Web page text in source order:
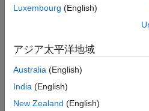
ルムの相対誤差は
例
すべて折りたたむ
差分演算子の行列の平
Luxembourg (English)
アジア太平洋地域
Australia (English)
India (English)
New Zealand (English)